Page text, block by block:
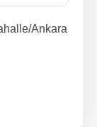
Ankara